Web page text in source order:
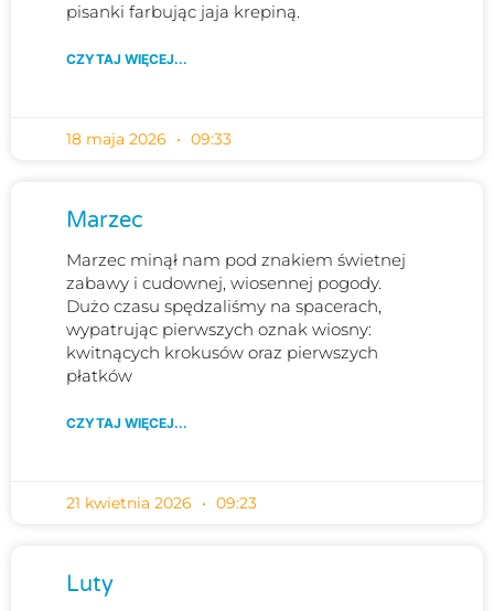
pisanki farbując jaja krepiną.
CZYTAJ WIĘCEJ...
18 maja 2026 09:33
Marzec
Marzec minął nam pod znakiem świetnej
zabawy i cudownej, wiosennej pogody.
Dużo czasu spędzaliśmy na spacerach,
wypatrując pierwszych oznak wiosny:
kwitnących krokusów oraz pierwszych
płatków
CZYTAJ WIĘCEJ...
21 kwietnia 2026 09:23
Luty